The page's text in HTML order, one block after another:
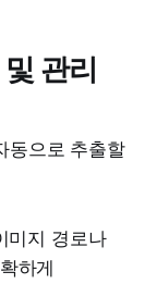
관리
동으로 추출할
미지 경로나
하게